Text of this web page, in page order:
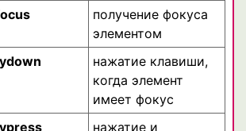
получение фокуса
элементом
нажатие клавиши,
когда элемент
имеет фокус
нажатие и